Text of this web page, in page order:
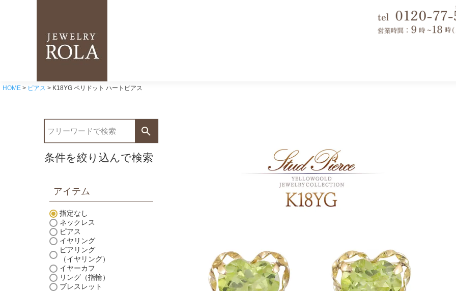
HOME ピアス K18YG ペリドット ハートピアス
条件を絞り込んで検索
アイテム
指定なし
ネックレス
ピアス
イヤリング
ピアリング
（イヤリング）
イヤーカフ
リング（指輪）
ブレスレット